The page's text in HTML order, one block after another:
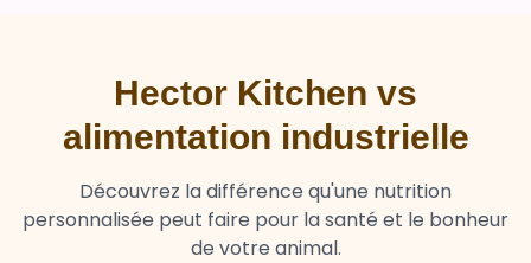
Hector Kitchen vs
alimentation industrielle
Découvrez la différence qu'une nutrition
personnalisée peut faire pour la santé et le bonheur
de votre animal.